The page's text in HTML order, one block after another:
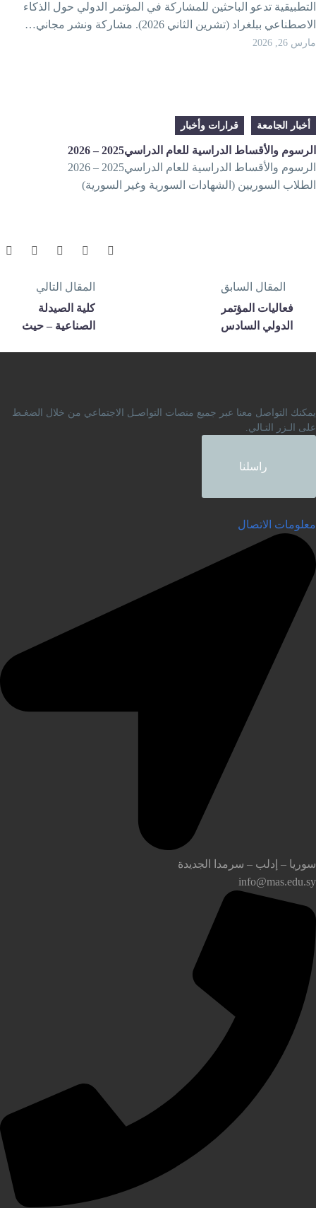
تدعو الباحثين للمشاركة في المؤتمر الدولي حول الذكاء
ببلغراد (تشرين الثاني 2026). مشاركة ونشر مجاني…
26, 2026
أخبار الجامعة قرارات وأخبار
والأقساط الدراسية للعام الدراسي 2025 – 2026
والأقساط الدراسية للعام الدراسي 2025 – 2026
السوريين (الشهادات السورية وغير السورية)
المقال السابق
فعاليات المؤتمر
الدولي السادس
الاجتماعية
(IMCISMRSS-
المقال التالي
كلية الصيدلة
الصناعية – حيث
التواصل معنا عبر جميع منصات التواصـل الاجتماعي من خلال الضغـط
الـزر التـالي.
راسلنا
الاتصال
– إدلب – سرمدا الجديدة